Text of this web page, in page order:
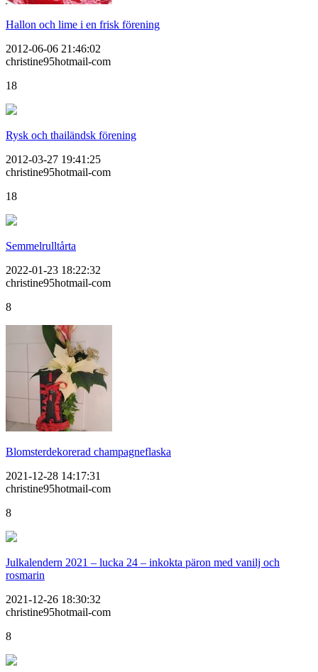
Hallon och lime i en frisk förening
2012-06-06 21:46:02
christine95hotmail-com
18
Rysk och thailändsk förening
2012-03-27 19:41:25
christine95hotmail-com
18
Semmelrulltårta
2022-01-23 18:22:32
christine95hotmail-com
8
Blomsterdekorerad champagneflaska
2021-12-28 14:17:31
christine95hotmail-com
8
Julkalendern 2021 – lucka 24 – inkokta päron med vanilj och
rosmarin
2021-12-26 18:30:32
christine95hotmail-com
8